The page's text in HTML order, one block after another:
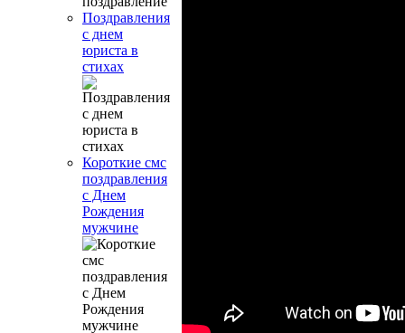
Поздравления
с днем
юриста в
стихах
Короткие смс
поздравления
с Днем
Рождения
мужчине